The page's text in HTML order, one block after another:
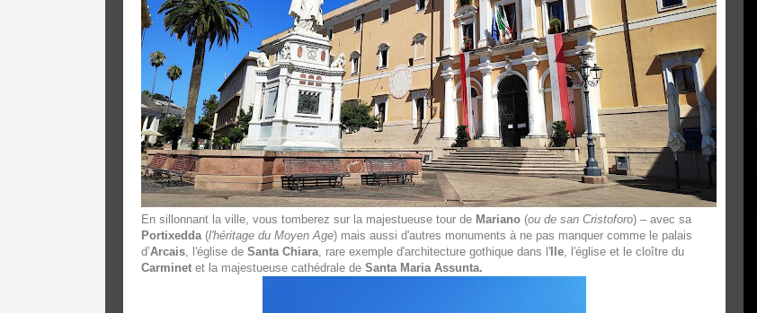
En sillonnant la ville, vous tomberez sur la majestueuse tour de Mariano (ou de san Cristoforo) – avec sa
Portixedda(l'héritage du Moyen Age) mais aussi d'autres monuments à ne pas manquer comme le palais
d’Arcais, l'église de Santa Chiara, rare exemple d'architecture gothique dans l' Ile, l'église et le cloître du
Carminet et la majestueuse cathédrale de Santa Maria Assunta.